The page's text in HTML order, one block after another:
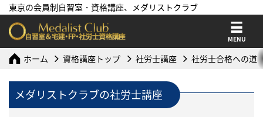
東京の会員制自習室・資格講座、メダリストクラブ
MENU
ホーム 資格講座トップ 社労士講座 社労士合格への道
メダリストクラブの社労士講座